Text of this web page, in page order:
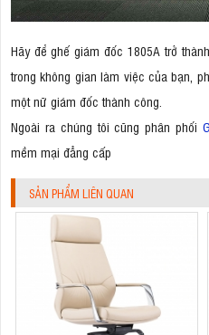
Hãy để ghế giám đốc 1805A trở
trong không gian làm việc của bạn,
một nữ giám đốc thành công.
Ngoài ra chúng tôi cũng phân phối
mềm mại đẳng cấp
SẢN PHẨM LIÊN QUAN